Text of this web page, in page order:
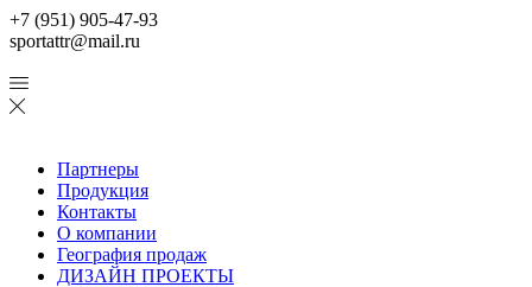
+7 (951) 905-47-93
sportattr@mail.ru
Партнеры
Продукция
Контакты
О компании
География продаж
ДИЗАЙН ПРОЕКТЫ